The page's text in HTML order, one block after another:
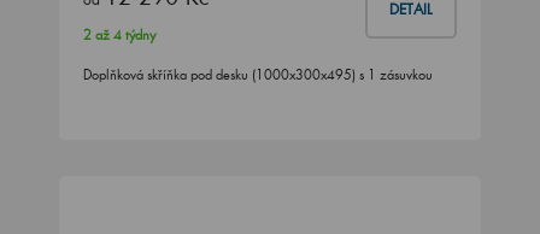
DETAIL
2 až 4 týdny
Doplňková skříňka pod desku (1000x300x495) s 1 zásuvkou